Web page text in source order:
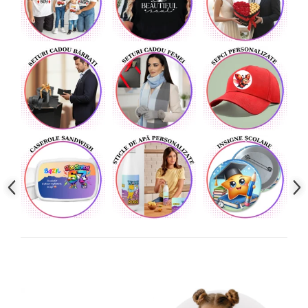
Cadouri pentru Doctori
Cadouri pentru Sfânta Maria
Martisoare